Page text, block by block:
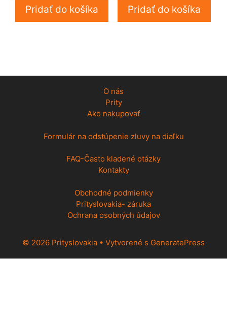
Pridať do košíka Pridať do košíka
O nás
Prity
Ako nakupovať
Formulár na odstúpenie zluvy na diaľku
FAQ-Často kladené otázky
Kontakty
Obchodné podmienky
Prityslovakia- záruka
Ochrana osobných údajov
© 2026 Prityslovakia • Vytvorené s GeneratePress